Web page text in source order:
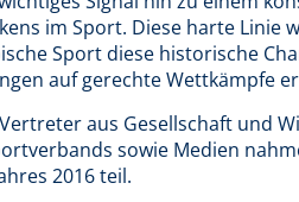
im Sport. Diese harte Linie
Sport diese historische
auf gerechte Wettkämpfe
aus Gesellschaft und
sowie Medien
2016 teil.